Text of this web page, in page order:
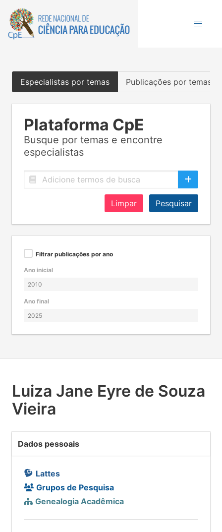
Especialistas por temas Publicações por temas
Plataforma CpE
Busque por temas e encontre
especialistas
Limpar Pesquisar
Filtrar publicações por ano
Ano inicial
Ano final
Luiza Jane Eyre de Souza
Vieira
Dados pessoais
Lattes
Grupos de Pesquisa
Genealogia Acadêmica